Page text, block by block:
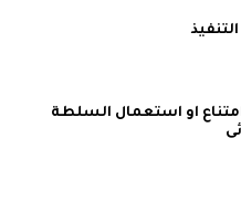
او استعمال السلطة